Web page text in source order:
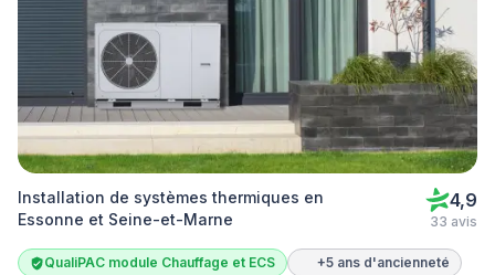
Installation de systèmes thermiques en
Essonne et Seine-et-Marne
4,9
33 avis
QualiPAC module Chauffage et ECS
+5 ans d'ancienneté